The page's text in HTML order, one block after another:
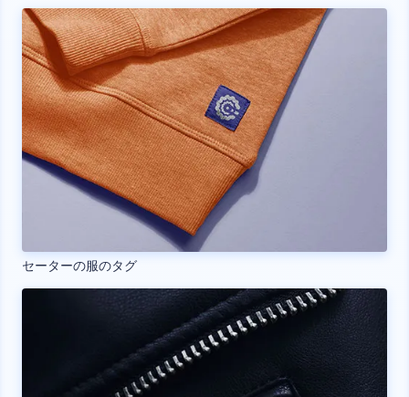
セーターの服のタグ